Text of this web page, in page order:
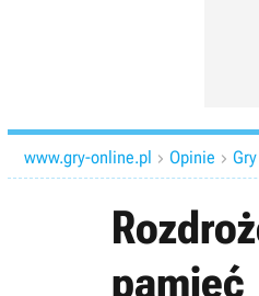
www.gry-online.pl  Opinie  Gry
pamięć